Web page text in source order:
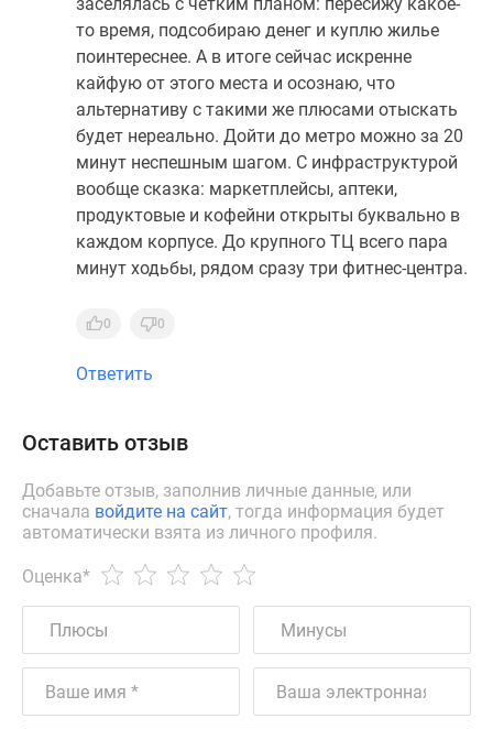
то время, подсобираю денег и куплю жилье
поинтереснее. А в итоге сейчас искренне
кайфую от этого места и осознаю, что
альтернативу с такими же плюсами отыскать
будет нереально. Дойти до метро можно за 20
минут неспешным шагом. С инфраструктурой
вообще сказка: маркетплейсы, аптеки,
продуктовые и кофейни открыты буквально в
каждом корпусе. До крупного ТЦ всего пара
минут ходьбы, рядом сразу три фитнес-центра.
0 0
Ответить
Оставить отзыв
Добавьте отзыв, заполнив личные данные, или
сначала войдите на сайт, тогда информация будет
автоматически взята из личного профиля.
Оценка*